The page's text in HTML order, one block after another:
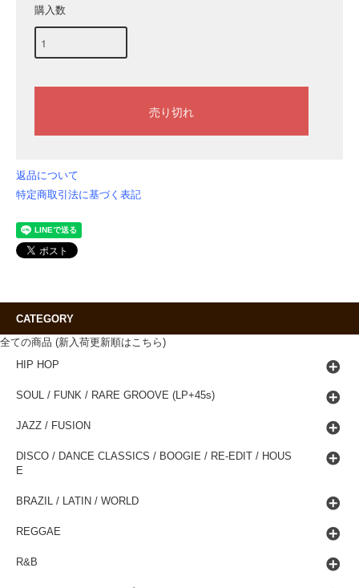
購入数
返品について
特定商取引法に基づく表記
CATEGORY
全ての商品 (新入荷更新順はこちら)
HIP HOP
SOUL / FUNK / RARE GROOVE (LP+45s)
JAZZ / FUSION
DISCO / DANCE CLASSICS / BOOGIE / RE-EDIT / HOUS
E
BRAZIL / LATIN / WORLD
REGGAE
R&B